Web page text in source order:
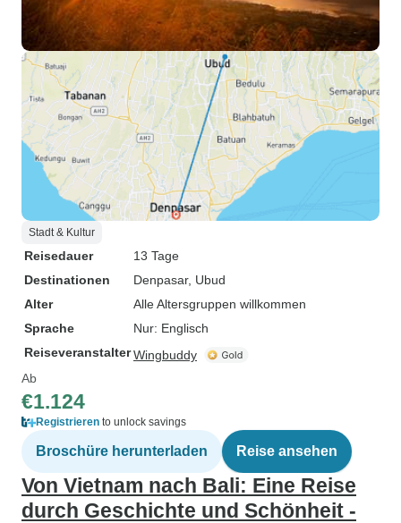
Stadt & Kultur
Reisedauer
13 Tage
Destinationen
Denpasar, Ubud
Alter
Alle Altersgruppen willkommen
Sprache
Nur: Englisch
ReiseveranstalterWingbuddy
Ab
€1.124
Registrieren to unlock savings
Broschüre herunterladen Reise ansehen
Von Vietnam nach Bali: Eine Reise
durch Geschichte und Schönheit -